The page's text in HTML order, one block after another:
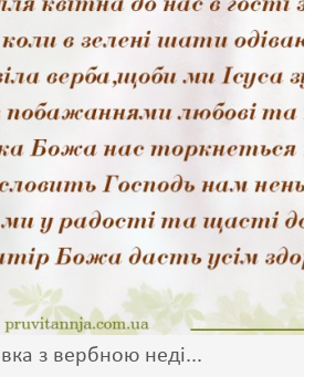
з вербною неді...